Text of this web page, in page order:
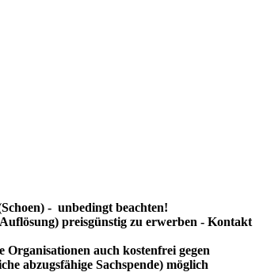
- unbedingt beachten!
preisgünstig zu erwerben - Kontakt
Organisationen auch kostenfrei gegen
abzugsfähige Sachspende) möglich